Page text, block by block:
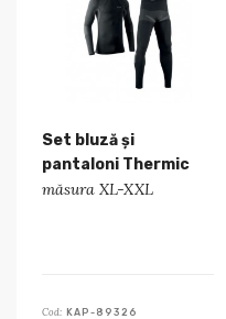
Set bluză și
pantaloni Thermic
măsura XL-XXL
Cod: KAP-89326